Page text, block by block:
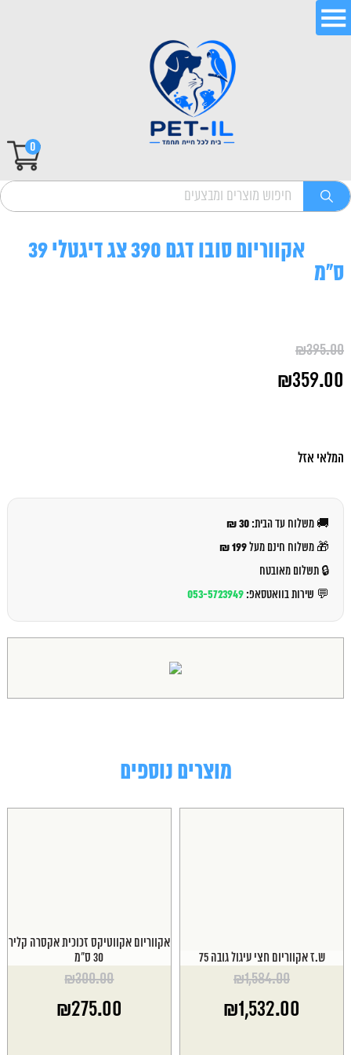
0
אקווריום סובו דגם 390 צג דיגטלי 39
ס"מ
₪395.00
המקורי
₪359.00
₪359.00.
המלאי אזל
🚚 משלוח עד הבית: 30 ₪
🎁 משלוח חינם מעל199 ₪
🔒 תשלום מאובטח
💬 שירות בוואטסאפ: 053-5723949
מוצרים נוספים
ש.ז אקווריום חצי עיגול גובה 75
₪1,584.00
המקורי₪1,532.00
אקווריום אקווטיקס זכוכית אקסרה קליר
30 ס"מ
₪300.00
המקורי
₪275.00